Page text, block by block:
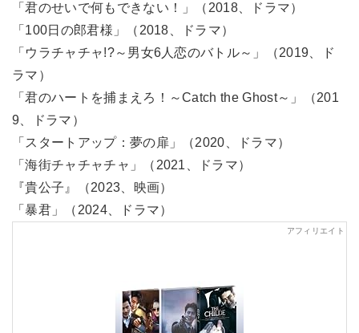
「君のせいで何もできない！」（2018、ドラマ）
「100日の郎君様」（2018、ドラマ）
「ウラチャチャ!?～男女6人恋のバトル～」（2019、ド
ラマ）
「君のハートを捕まえろ！～Catch the Ghost～」（201
9、ドラマ）
「スタートアップ：夢の扉」（2020、ドラマ）
「海街チャチャチャ」（2021、ドラマ）
『貴公子』（2023、映画）
「暴君」（2024、ドラマ）